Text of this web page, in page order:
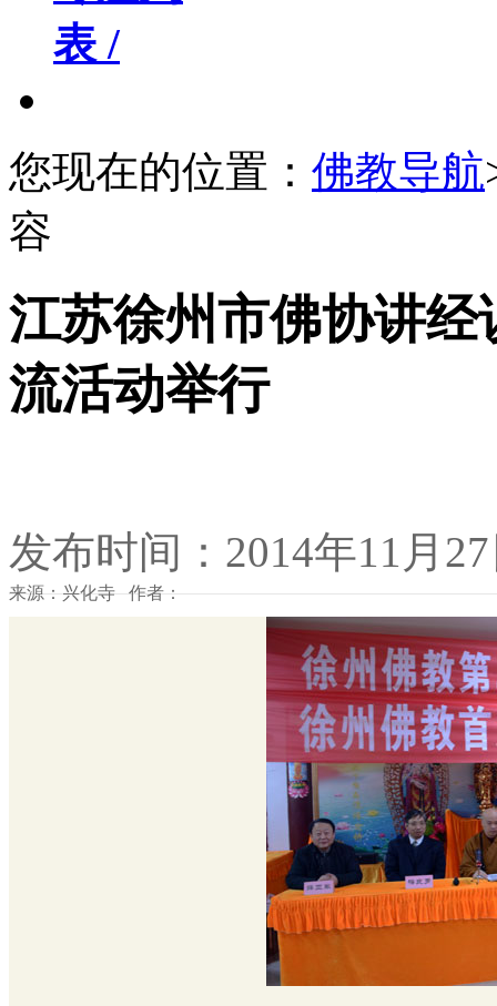
表 /
您现在的位置： 佛教导航
容
江苏徐州市佛协讲
流活动举行
发布时间：2014年11月
来源：兴化寺 作者：